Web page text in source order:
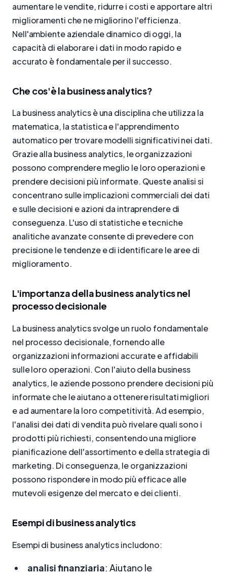
aumentare le vendite, ridurre i costi e apportare altri
miglioramenti che ne migliorino l'efficienza.
Nell'ambiente aziendale dinamico di oggi, la
capacità di elaborare i dati in modo rapido e
accurato è fondamentale per il successo.
Che cos'è la business analytics?
La business analytics è una disciplina che utilizza la
matematica, la statistica e l'apprendimento
automatico per trovare modelli significativi nei dati.
Grazie alla business analytics, le organizzazioni
possono comprendere meglio le loro operazioni e
prendere decisioni più informate. Queste analisi si
concentrano sulle implicazioni commerciali dei dati
e sulle decisioni e azioni da intraprendere di
conseguenza. L'uso di statistiche e tecniche
analitiche avanzate consente di prevedere con
precisione le tendenze e di identificare le aree di
miglioramento.
L'importanza della business analytics nel
processo decisionale
La business analytics svolge un ruolo fondamentale
nel processo decisionale, fornendo alle
organizzazioni informazioni accurate e affidabili
sulle loro operazioni. Con l'aiuto della business
analytics, le aziende possono prendere decisioni più
informate che le aiutano a ottenere risultati migliori
e ad aumentare la loro competitività. Ad esempio,
l'analisi dei dati di vendita può rivelare quali sono i
prodotti più richiesti, consentendo una migliore
pianificazione dell'assortimento e della strategia di
marketing. Di conseguenza, le organizzazioni
possono rispondere in modo più efficace alle
mutevoli esigenze del mercato e dei clienti.
Esempi di business analytics
Esempi di business analytics includono:
analisi finanziaria: Aiutano le